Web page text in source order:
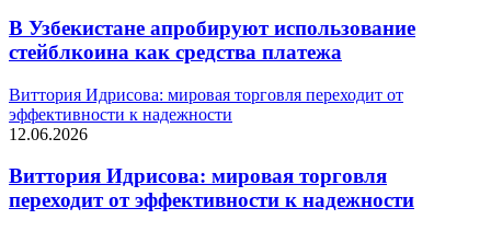
В Узбекистане апробируют использование
стейблкоина как средства платежа
Виттория Идрисова: мировая торговля переходит от
эффективности к надежности
12.06.2026
Виттория Идрисова: мировая торговля
переходит от эффективности к надежности